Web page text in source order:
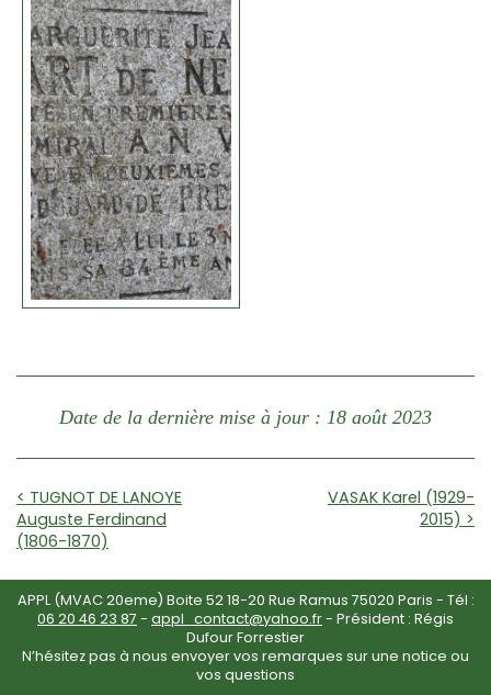
Date de la dernière mise à jour : 18 août 2023
< TUGNOT DE LANOYE
Auguste Ferdinand
(1806-1870)
VASAK Karel (1929-
2015) >
APPL (MVAC 20eme) Boite 52 18-20 Rue Ramus 75020 Paris - Tél :
06 20 46 23 87 - appl_contact@yahoo.fr- Président : Régis
Dufour Forrestier
N’hésitez pas à nous envoyer vos remarques sur une notice ou
vos questions